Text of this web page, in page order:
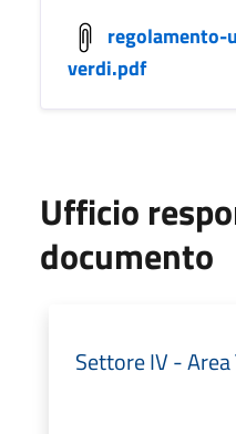
verdi.pdf
Ufficio
documento
Settore IV - Area